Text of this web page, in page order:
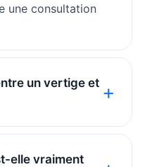
une consultation
un vertige et
elle vraiment